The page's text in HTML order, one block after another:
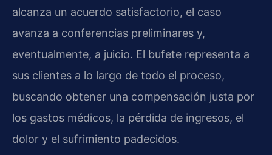
alcanza un acuerdo satisfactorio, el caso
avanza a conferencias preliminares y,
eventualmente, a juicio. El bufete representa a
sus clientes a lo largo de todo el proceso,
buscando obtener una compensación justa por
los gastos médicos, la pérdida de ingresos, el
dolor y el sufrimiento padecidos.